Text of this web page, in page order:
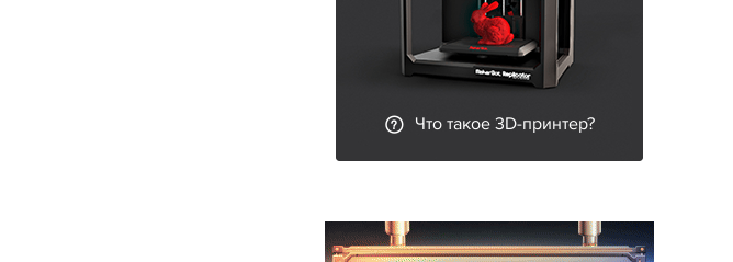
Что такое 3D-принтер?